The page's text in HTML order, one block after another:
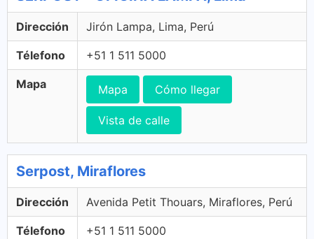
Dirección Jirón Lampa, Lima, Perú
Télefono +51 1 511 5000
Mapa Mapa Cómo llegar
Vista de calle
Serpost, Miraflores
Dirección Avenida Petit Thouars, Miraflores, Perú
Télefono +51 1 511 5000